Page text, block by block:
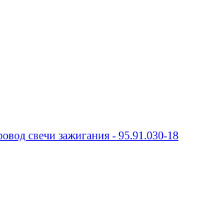
свечи зажигания - 95.91.030-18